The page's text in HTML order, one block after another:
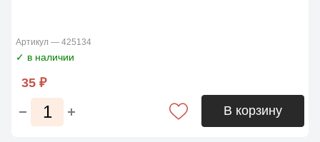
Артикул — 425134
✓ в наличии
35 ₽
В корзину